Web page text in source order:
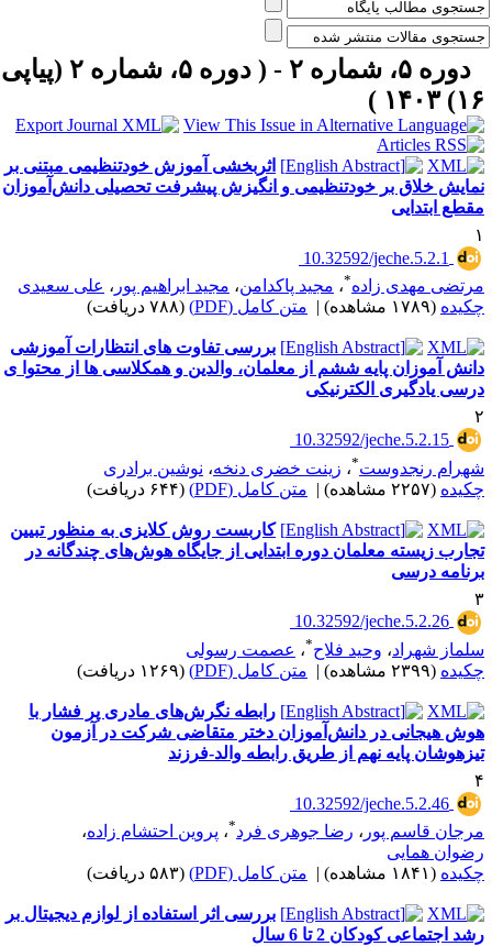
دوره ۵، شماره ۲ - ( دوره ۵، شماره ۲ (پیاپی
)
اثربخشی آموزش خودتنظیمی مبتنی بر
خلاق بر خودتنظیمی و انگیزش پیشرفت تحصیلی دانش‌آموزان
ابتدایی
‎ 10.32592/jeche.5.2.1
مهدی زاده* ،مجید پاکدامن،مجید ابراهیم پور، علی سعیدی
(۱۷۸۹ مشاهده) | متن کامل (PDF) (۷۸۸ دریافت)
بررسی تفاوت های انتظارات آموزشی
آموزان پایه ششم از معلمان، والدین و همکلاسی ها از محتوا ی
یادگیری الکترنیکی
‎ 10.32592/jeche.5.2.15
رنجدوست ،زینت خضری دنخه،نوشین برادری
(۲۲۵۷ مشاهده) | متن کامل (PDF) (۶۴۴ دریافت)
کاربست روش کلایزی به منظور تبیین
زیسته معلمان دوره ابتدایی از جایگاه هوش‌های چندگانه در
درسی
‎ 10.32592/jeche.5.2.26
شهراد ،وحید فلاح* ،عصمت رسولی
(۲۳۹۹ مشاهده) | متن کامل (PDF) (۱۲۶۹ دریافت)
رابطه نگرش‌های مادری پر فشار با
هیجانی در ‌دانش‌آموزان دختر متقاضی شرکت در آزمون
پایه نهم از طریق رابطه والد-فرزند
‎ 10.32592/jeche.5.2.46
قاسم پور، رضا جوهری فرد ،پروین احتشام زاده،
همایی
(۱۸۴۱ مشاهده) | متن کامل (PDF) (۵۸۳ دریافت)
بررسی اثر استفاده از لوازم دیجیتال بر
اجتماعی کودکان 2 تا 6 سال